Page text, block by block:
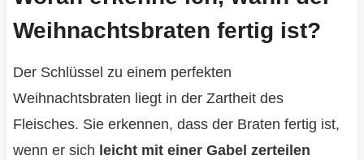
Weihnachtsbraten fertig ist?
Der Schlüssel zu einem perfekten
Weihnachtsbraten liegt in der Zartheit des
Fleisches. Sie erkennen, dass der Braten fertig ist,
wenn er sich leicht mit einer Gabel zerteilen